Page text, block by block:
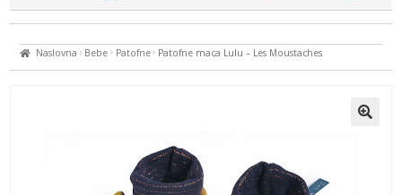
Trotineti i kacige
NA OTVORENOM
Naslovna Bebe Patofne Patofne maca Lulu – Les Moustaches